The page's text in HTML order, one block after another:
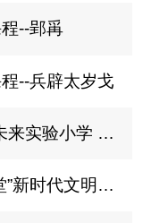
--郢爯
--兵辟太岁戈
“荆楚瑰宝趣味讲堂”走进武昌未来实验小学 社科普及点亮文化传承之光
荆州博物馆“荆楚瑰宝 趣味讲堂”新时代文明实践项目喜获铜奖